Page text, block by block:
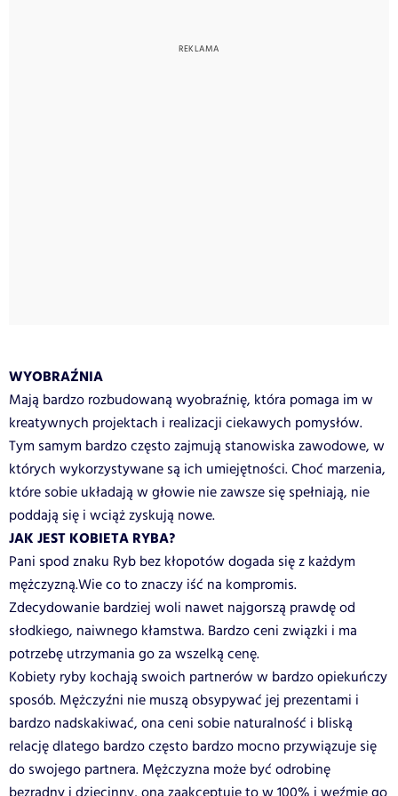
WYOBRAŹNIA
Mają bardzo rozbudowaną wyobraźnię, która pomaga im w
kreatywnych projektach i realizacji ciekawych pomysłów.
Tym samym bardzo często zajmują stanowiska zawodowe, w
których wykorzystywane są ich umiejętności. Choć marzenia,
które sobie układają w głowie nie zawsze się spełniają, nie
poddają się i wciąż zyskują nowe.
JAK JEST KOBIETA RYBA?
Pani spod znaku Ryb bez kłopotów dogada się z każdym
mężczyzną.Wie co to znaczy iść na kompromis.
Zdecydowanie bardziej woli nawet najgorszą prawdę od
słodkiego, naiwnego kłamstwa. Bardzo ceni związki i ma
potrzebę utrzymania go za wszelką cenę.
Kobiety ryby kochają swoich partnerów w bardzo opiekuńczy
sposób. Mężczyźni nie muszą obsypywać jej prezentami i
bardzo nadskakiwać, ona ceni sobie naturalność i bliską
relację dlatego bardzo często bardzo mocno przywiązuje się
do swojego partnera. Mężczyzna może być odrobinę